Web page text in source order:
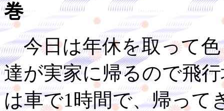
巻
今日は年休を取って色
達が実家に帰るので飛
は車で1時間で、帰って